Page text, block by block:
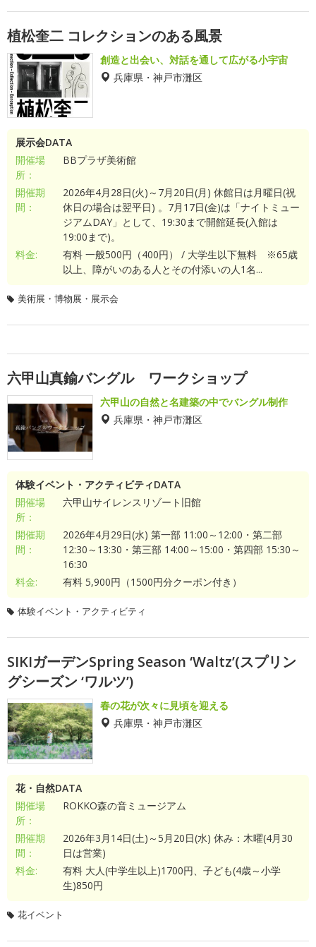
植松奎二 コレクションのある風景
創造と出会い、対話を通して広がる小宇宙
兵庫県・神戸市灘区
展示会DATA
開催場
所：
BBプラザ美術館
開催期
間：
2026年4月28日(火)～7月20日(月) 休館日は月曜日(祝
休日の場合は翌平日) 。7月17日(金)は「ナイトミュー
ジアムDAY」として、19:30まで開館延長(入館は
19:00まで)。
料金:
有料 一般500円（400円） / 大学生以下無料 ※65歳
以上、障がいのある人とその付添いの人1名...
美術展・博物展・展示会
六甲山真鍮バングル ワークショップ
六甲山の自然と名建築の中でバングル制作
兵庫県・神戸市灘区
体験イベント・アクティビティDATA
開催場
所：
六甲山サイレンスリゾート旧館
開催期
間：
2026年4月29日(水) 第一部 11:00～12:00・第二部
12:30～13:30・第三部 14:00～15:00・第四部 15:30～
16:30
料金:
有料 5,900円（1500円分クーポン付き）
体験イベント・アクティビティ
SIKIガーデンSpring Season ‘Waltz’(スプリン
グシーズン ‘ワルツ’)
春の花が次々に見頃を迎える
兵庫県・神戸市灘区
花・自然DATA
開催場
所：
ROKKO森の音ミュージアム
開催期
間：
2026年3月14日(土)～5月20日(水) 休み：木曜(4月30
日は営業)
料金:
有料 大人(中学生以上)1700円、子ども(4歳～小学
生)850円
花イベント